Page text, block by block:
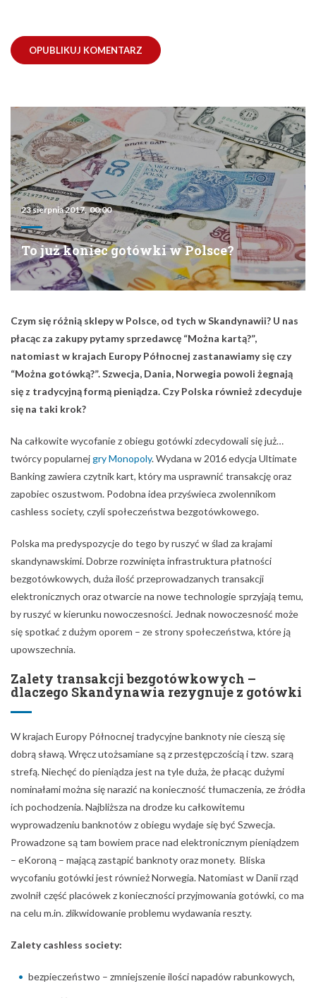
23 sierpnia 2017, 00:00
To już koniec gotówki w Polsce?
Czym się różnią sklepy w Polsce, od tych w Skandynawii? U nas
płacąc za zakupy pytamy sprzedawcę “Można kartą?”,
natomiast w krajach Europy Północnej zastanawiamy się czy
“Można gotówką?”. Szwecja, Dania, Norwegia powoli żegnają
się z tradycyjną formą pieniądza. Czy Polska również zdecyduje
się na taki krok?
Na całkowite wycofanie z obiegu gotówki zdecydowali się już…
twórcy popularnejgry Monopoly. Wydana w 2016 edycja Ultimate
Banking zawiera czytnik kart, który ma usprawnić transakcję oraz
zapobiec oszustwom. Podobna idea przyświeca zwolennikom
cashless society, czyli społeczeństwa bezgotówkowego.
Polska ma predyspozycje do tego by ruszyć w ślad za krajami
skandynawskimi. Dobrze rozwinięta infrastruktura płatności
bezgotówkowych, duża ilość przeprowadzanych transakcji
elektronicznych oraz otwarcie na nowe technologie sprzyjają temu,
by ruszyć w kierunku nowoczesności. Jednak nowoczesność może
się spotkać z dużym oporem – ze strony społeczeństwa, które ją
upowszechnia.
Zalety transakcji bezgotówkowych –
dlaczego Skandynawia rezygnuje z gotówki
W krajach Europy Północnej tradycyjne banknoty nie cieszą się
dobrą sławą. Wręcz utożsamiane są z przestępczością i tzw. szarą
strefą. Niechęć do pieniądza jest na tyle duża, że płacąc dużymi
nominałami można się narazić na konieczność tłumaczenia, ze źródła
ich pochodzenia. Najbliższa na drodze ku całkowitemu
wyprowadzeniu banknotów z obiegu wydaje się być Szwecja.
Prowadzone są tam bowiem prace nad elektronicznym pieniądzem
– eKoroną – mającą zastąpić banknoty oraz monety. Bliska
wycofaniu gotówki jest również Norwegia. Natomiast w Danii rząd
zwolnił część placówek z konieczności przyjmowania gotówki, co ma
na celu m.in. zlikwidowanie problemu wydawania reszty.
Zalety cashless society:
bezpieczeństwo – zmniejszenie ilości napadów rabunkowych,